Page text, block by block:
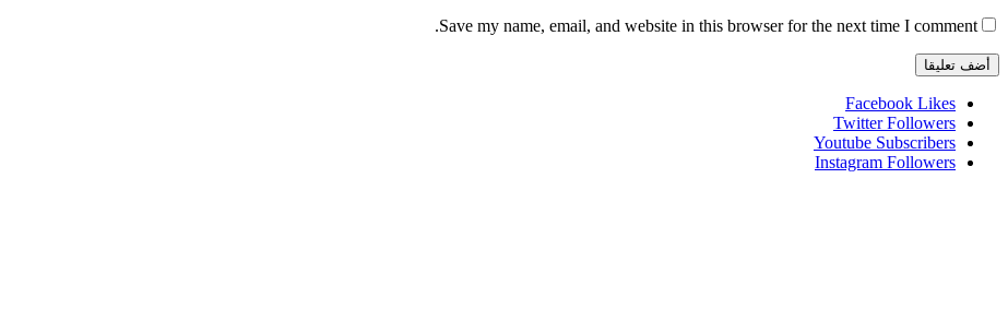
Save my name, email, and website in this browser for the next time I comment.
Facebook Likes
Twitter Followers
Youtube Subscribers
Instagram Followers